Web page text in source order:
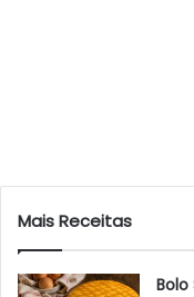
Mais Receitas
Bolo